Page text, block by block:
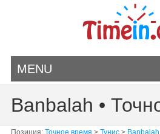
MENU
Banbalah •
Позиция: Точное время > Тунис> Banbalah